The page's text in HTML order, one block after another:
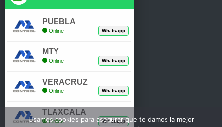
Tienda
Mi Cuenta
Usamos cookies para asegurar que te damos la mejor
PUEBLA
Online Whatsapp
MTY
Online Whatsapp
VERACRUZ
Online Whatsapp
TLAXCALA
Online Whatsapp